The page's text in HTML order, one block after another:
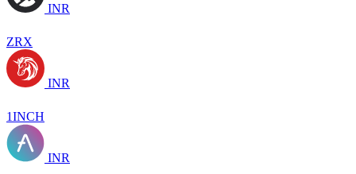
INR
ZRX
INR
1INCH
INR